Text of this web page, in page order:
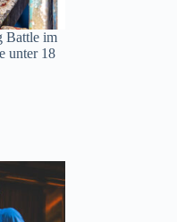
Battle im
unter 18